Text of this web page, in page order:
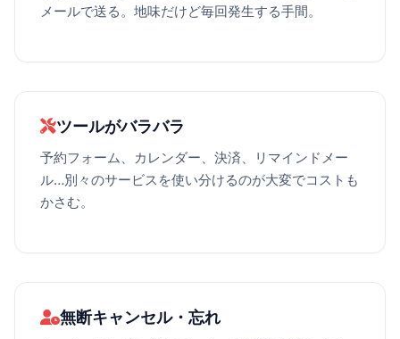
メールで送る。地味だけど毎回発生する手間。
ツールがバラバラ
予約フォーム、カレンダー、決済、リマインドメー
ル…別々のサービスを使い分けるのが大変でコストも
かさむ。
無断キャンセル・忘れ